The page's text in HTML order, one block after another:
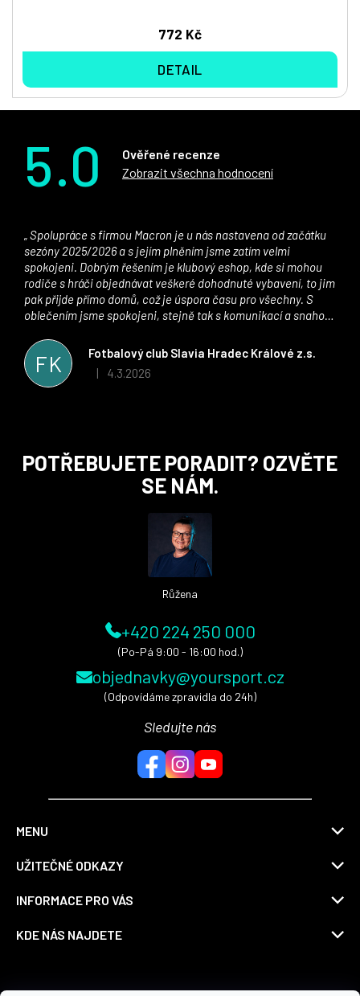
772 Kč
DETAIL
5.0
Ověřené recenze
Zobrazit všechna hodnocení
FK
Fotbalový club Slavia Hradec Králové z.s.
Hodnocení obchodu je 5 z 5 hvězdiček.
| 4.3.2026
sezóny 2025/2026 a s jejím plněním jsme zatím velmi
spokojeni. Dobrým řešením je klubový eshop, kde si mohou
rodiče s hráči objednávat veškeré dohodnuté vybavení, to jim
pak přijde přímo domů, což je úspora času pro všechny. S
oblečením jsme spokojeni, stejně tak s komunikací a snahou
stran. Věříme, že v tomto duchu bude spolupráce pokračovat
i nadále, nyní už začínáme řešit i první sady dresů ;)
POTŘEBUJETE PORADIT? OZVĚTE
SE NÁM.
Růžena
+420 224 250 000
(Po-Pá 9:00 - 16:00 hod.)
objednavky@yoursport.cz
(Odpovídáme zpravidla do 24h)
Sledujte nás
MENU
UŽITEČNÉ ODKAZY
INFORMACE PRO VÁS
KDE NÁS NAJDETE